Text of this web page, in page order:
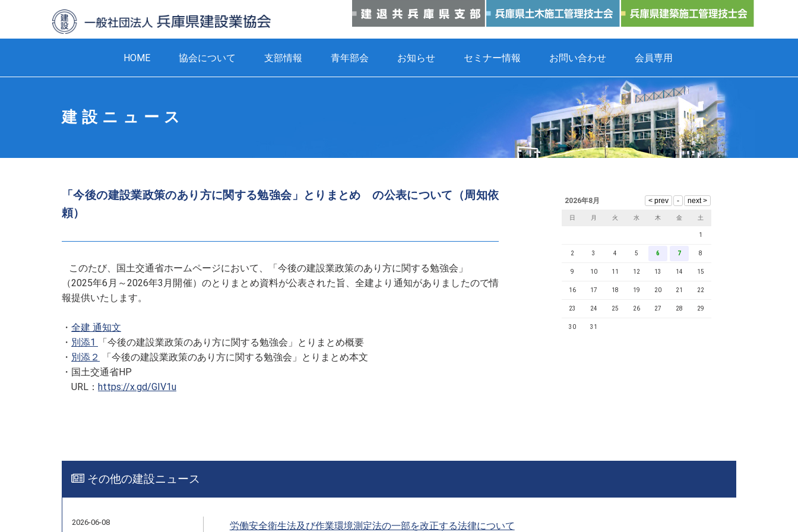
HOME 協会について 支部情報 青年部会 お知らせ セミナー情報 お問い合わせ 会員専用
建設ニュース
「今後の建設業政策のあり方に関する勉強会」とりまとめ の公表について（周知依
頼）
このたび、国土交通省ホームページにおいて、「今後の建設業政策のあり方に関する勉強会」
（2025年6 月～2026年3 月開催）のとりまとめ資料が公表された旨、全建より通知がありましたので情
報提供いたします。
・ 全建 通知文
・ 別添1
「今後の建設業政策のあり方に関する勉強会」とりまとめ概要
・ 別添２
「今後の建設業政策のあり方に関する勉強会」とりまとめ本文
・国土交通省HP
URL ： https://x.gd/GIV1u
2026年8月
日 月 火 水 木 金 土
1
2 3 4 5 6 7 8
9 10 11 12 13 14 15
16 17 18 19 20 21 22
23 24 25 26 27 28 29
30 31
その他の建設ニュース
2026-06-08 労働安全衛生法及び作業環境測定法の一部を改正する法律について